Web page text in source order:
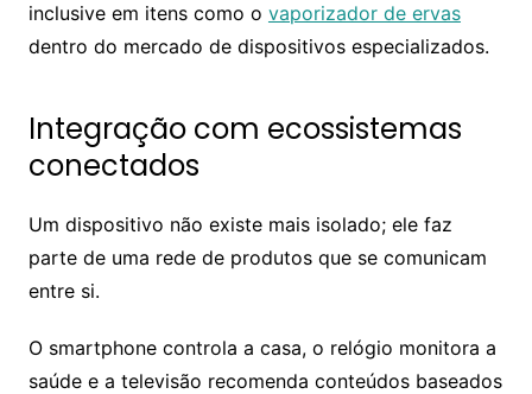
inclusive em itens como o vaporizador de ervas
dentro do mercado de dispositivos especializados.
Integração com ecossistemas
conectados
Um dispositivo não existe mais isolado; ele faz
parte de uma rede de produtos que se comunicam
entre si.
O smartphone controla a casa, o relógio monitora a
saúde e a televisão recomenda conteúdos baseados